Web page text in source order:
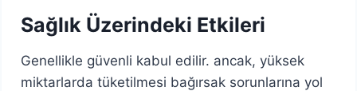
Sağlık Üzerindeki Etkileri
Genellikle güvenli kabul edilir. ancak, yüksek
miktarlarda tüketilmesi bağırsak sorunlarına yol